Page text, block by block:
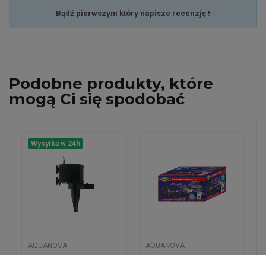
Bądź pierwszym który napisze recenzję !
Podobne produkty, które
mogą Ci się spodobać
Wysyłka w 24h
AQUANOVA AQUANOVA